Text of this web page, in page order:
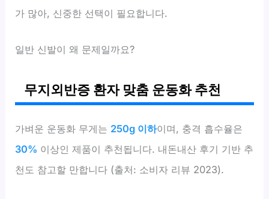
가 많아, 신중한 선택이 필요합니다.
일반 신발이 왜 문제일까요?
무지외반증 환자 맞춤 운동화 추천
가벼운 운동화 무게는 250g 이하이며, 충격 흡수율은
30% 이상인 제품이 추천됩니다. 내돈내산 후기 기반 추
천도 참고할 만합니다 (출처: 소비자 리뷰 2023).